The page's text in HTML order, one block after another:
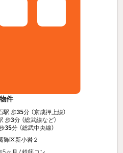
件
駅 歩35分 （京成押上線）
歩3分 （総武線など）
35分 （総武中央線）
飾区新小岩２